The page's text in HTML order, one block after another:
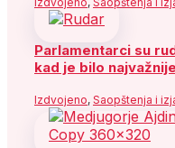
Parlamentarci su
kad je bilo najvažnije
Izdvojeno, Saopštenja i